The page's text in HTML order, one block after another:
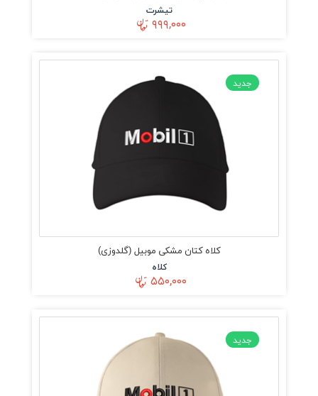
تیشرت
۹۹۹,۰۰۰
جدید
کلاه کتان مشکی موبیل (گلدوزی)
کلاه
۵۵۰,۰۰۰
جدید